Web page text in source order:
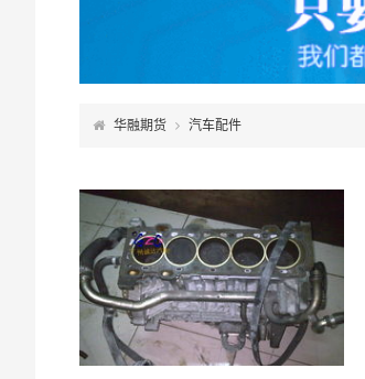
华融期货 汽车配件